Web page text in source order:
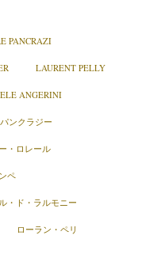
PANCRAZI
LAURENT PELLY
ANGERINI
ンクラジー
・ロレール
ペ
・ド・ラルモニー
ローラン・ペリ